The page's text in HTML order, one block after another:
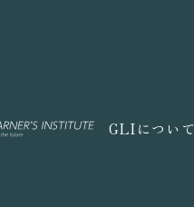
GLIについて